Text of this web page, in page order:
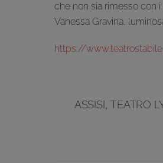
che non sia rimesso con
Vanessa Gravina,
https://
ASSISI, TEATRO